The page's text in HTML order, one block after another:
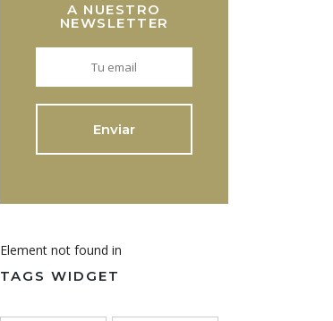
A NUESTRO
NEWSLETTER
Element not found in
TAGS WIDGET